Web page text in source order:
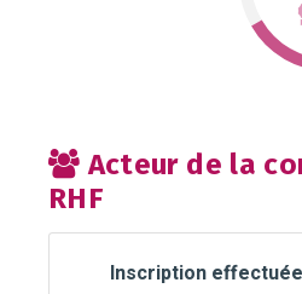
Acteur de la
RHF
Inscription